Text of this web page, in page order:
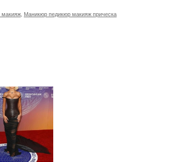
макияж Маникюр педикюр макияж прическа